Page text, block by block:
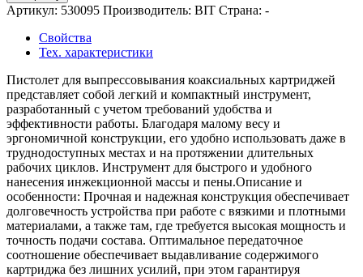
Артикул: 530095 Производитель: BIT Страна: -
Свойства
Тех. характеристики
Пистолет для выпрессовывания коаксиальных картриджей
представляет собой легкий и компактный инструмент,
разработанный с учетом требований удобства и
эффективности работы. Благодаря малому весу и
эргономичной конструкции, его удобно использовать даже в
труднодоступных местах и на протяжении длительных
рабочих циклов. Инструмент для быстрого и удобного
нанесения инжекционной массы и пены.Описание и
особенности: Прочная и надежная конструкция обеспечивает
долговечность устройства при работе с вязкими и плотными
материалами, а также там, где требуется высокая мощность и
точность подачи состава. Оптимальное передаточное
соотношение обеспечивает выдавливание содержимого
картриджа без лишних усилий, при этом гарантируя